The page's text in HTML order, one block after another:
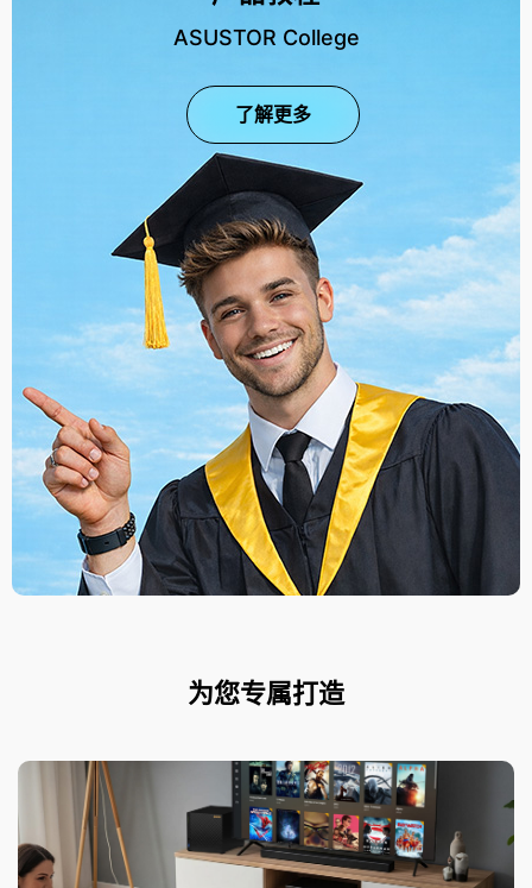
ASUSTOR College
了解更多
为您专属打造